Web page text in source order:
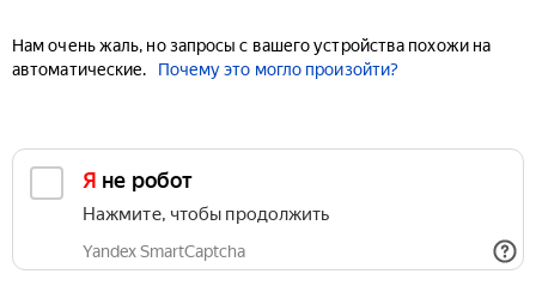
Нам очень жаль, но запросы с вашего устройства похожи на
автоматические.
Почему это могло произойти?
Я не робот
Нажмите, чтобы продолжить
Yandex SmartCaptcha